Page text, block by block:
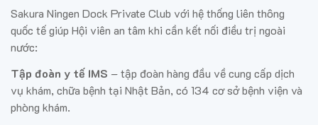
Sakura Ningen Dock Private Club với hệ thống liên thông
quốc tế giúp Hội viên an tâm khi cần kết nối điều trị ngoài
nước:
Tập đoàn y tế IMS – tập đoàn hàng đầu về cung cấp dịch
vụ khám, chữa bệnh tại Nhật Bản, có 134 cơ sở bệnh viện và
phòng khám.